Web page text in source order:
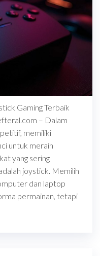
Gaming Terbaik
– Dalam
memiliki
untuk meraih
yang sering
joystick. Memilih
dan laptop
permainan, tetapi